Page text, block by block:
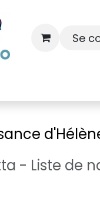
Se
- Liste de